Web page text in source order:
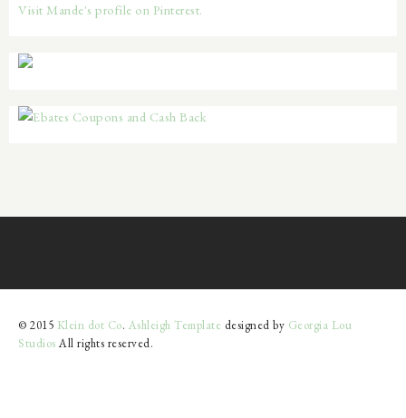
Visit Mande's profile on Pinterest.
© 2015 Klein dot Co. Ashleigh Template designed by Georgia Lou
StudiosAll rights reserved.